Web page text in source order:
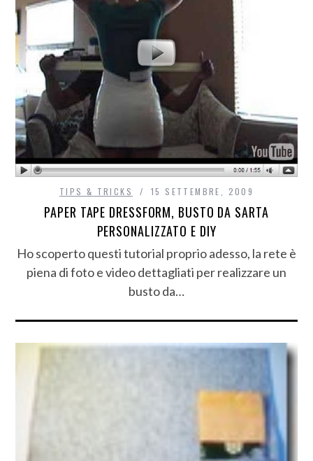
TIPS & TRICKS 15 SETTEMBRE, 2009
PAPER TAPE DRESSFORM, BUSTO DA SARTA
PERSONALIZZATO E DIY
Ho scoperto questi tutorial proprio adesso, la rete è
piena di foto e video dettagliati per realizzare un
busto da…